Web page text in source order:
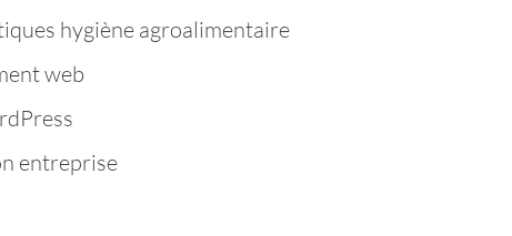
hygiène agroalimentaire
web
entreprise